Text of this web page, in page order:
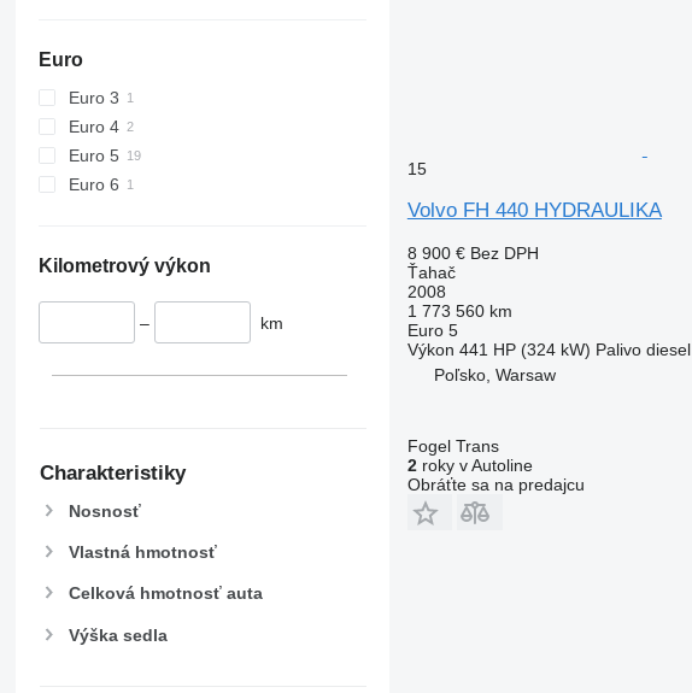
Euro
Euro 3
Euro 4
Euro 5
Euro 6
Kilometrový výkon
– km
Charakteristiky
Nosnosť
Vlastná hmotnosť
Celková hmotnosť auta
Výška sedla
15
Volvo FH 440 HYDRAULIKA
8 900 € Bez DPH
Ťahač
2008
1 773 560 km
Euro 5
Výkon 441 HP (324 kW) Palivo diesel
Poľsko, Warsaw
Fogel Trans
2roky v Autoline
Obráťte sa na predajcu